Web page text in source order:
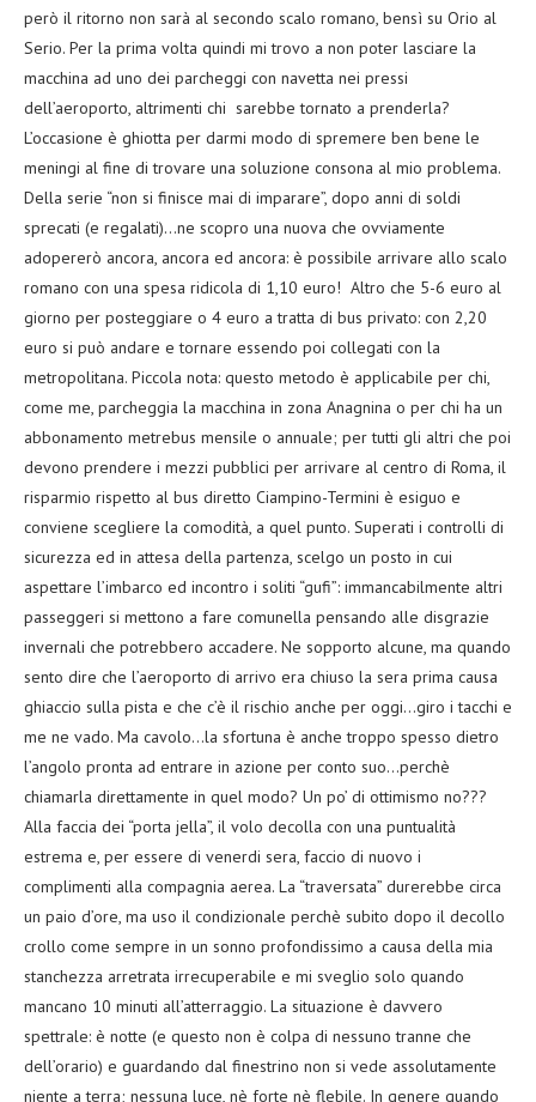
però il ritorno non sarà al secondo scalo romano, bensì su Orio al
Serio. Per la prima volta quindi mi trovo a non poter lasciare la
macchina ad uno dei parcheggi con navetta nei pressi
dell’aeroporto, altrimenti chi sarebbe tornato a prenderla?
L’occasione è ghiotta per darmi modo di spremere ben bene le
meningi al fine di trovare una soluzione consona al mio problema.
Della serie “non si finisce mai di imparare”, dopo anni di soldi
sprecati (e regalati)…ne scopro una nuova che ovviamente
adopererò ancora, ancora ed ancora: è possibile arrivare allo scalo
romano con una spesa ridicola di 1,10 euro! Altro che 5-6 euro al
giorno per posteggiare o 4 euro a tratta di bus privato: con 2,20
euro si può andare e tornare essendo poi collegati con la
metropolitana. Piccola nota: questo metodo è applicabile per chi,
come me, parcheggia la macchina in zona Anagnina o per chi ha un
abbonamento metrebus mensile o annuale; per tutti gli altri che poi
devono prendere i mezzi pubblici per arrivare al centro di Roma, il
risparmio rispetto al bus diretto Ciampino-Termini è esiguo e
conviene scegliere la comodità, a quel punto. Superati i controlli di
sicurezza ed in attesa della partenza, scelgo un posto in cui
aspettare l’imbarco ed incontro i soliti “gufi”: immancabilmente altri
passeggeri si mettono a fare comunella pensando alle disgrazie
invernali che potrebbero accadere. Ne sopporto alcune, ma quando
sento dire che l’aeroporto di arrivo era chiuso la sera prima causa
ghiaccio sulla pista e che c’è il rischio anche per oggi…giro i tacchi e
me ne vado. Ma cavolo…la sfortuna è anche troppo spesso dietro
l’angolo pronta ad entrare in azione per conto suo…perchè
chiamarla direttamente in quel modo? Un po’ di ottimismo no???
Alla faccia dei “porta jella”, il volo decolla con una puntualità
estrema e, per essere di venerdi sera, faccio di nuovo i
complimenti alla compagnia aerea. La “traversata” durerebbe circa
un paio d’ore, ma uso il condizionale perchè subito dopo il decollo
crollo come sempre in un sonno profondissimo a causa della mia
stanchezza arretrata irrecuperabile e mi sveglio solo quando
mancano 10 minuti all’atterraggio. La situazione è davvero
spettrale: è notte (e questo non è colpa di nessuno tranne che
dell’orario) e guardando dal finestrino non si vede assolutamente
niente a terra; nessuna luce, nè forte nè flebile. In genere quando